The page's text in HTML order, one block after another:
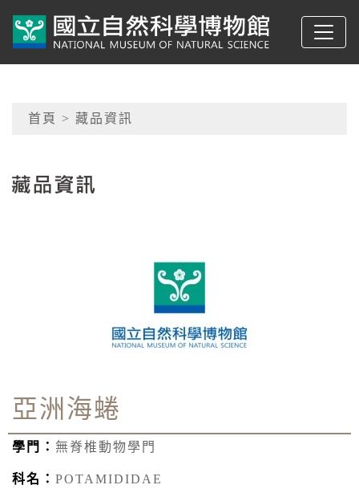
典藏網-國立自然科學
網頁導覽
首頁 > 藏品資訊
亞洲海蜷
學門： 無脊椎動物學門
科名： POTAMIDIDAE